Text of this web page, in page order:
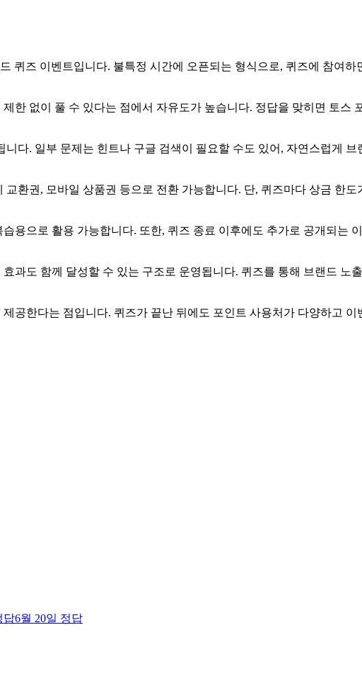
퀴즈 이벤트입니다. 불특정 시간에 오픈되는 형식으로, 퀴즈에 참여
한 없이 풀 수 있다는 점에서 자유도가 높습니다. 정답을 맞히면 토스
다. 일부 문제는 힌트나 구글 검색이 필요할 수도 있어, 자연스럽게
환권, 모바일 상품권 등으로 전환 가능합니다. 단, 퀴즈마다 상금 한
용으로 활용 가능합니다. 또한, 퀴즈 종료 이후에도 추가로 공개되는
과도 함께 달성할 수 있는 구조로 운영됩니다. 퀴즈를 통해 브랜드 노
공한다는 점입니다. 퀴즈가 끝난 뒤에도 포인트 사용처가 다양하고
답6월 20일 정답